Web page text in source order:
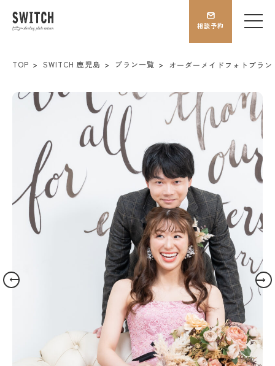
相談予約
TOP SWITCH 鹿児島 プラン一覧 オーダーメイドフォトプラン